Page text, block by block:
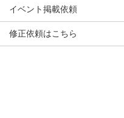
イベント掲載依頼
修正依頼はこちら